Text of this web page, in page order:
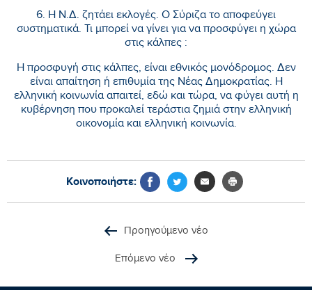
6. Η Ν.Δ. ζητάει εκλογές. Ο Σύριζα το αποφεύγει
συστηματικά. Τι μπορεί να γίνει για να προσφύγει η χώρα
στις κάλπες :
Η προσφυγή στις κάλπες, είναι εθνικός μονόδρομος. Δεν
είναι απαίτηση ή επιθυμία της Νέας Δημοκρατίας. Η
ελληνική κοινωνία απαιτεί, εδώ και τώρα, να φύγει αυτή η
κυβέρνηση που προκαλεί τεράστια ζημιά στην ελληνική
οικονομία και ελληνική κοινωνία.
Κοινοποιήστε:
Προηγούμενο νέο
Επόμενο νέο